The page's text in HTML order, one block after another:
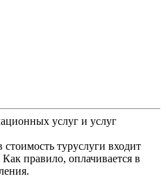
услуг и услуг
туруслуги входит
правило, оплачивается в